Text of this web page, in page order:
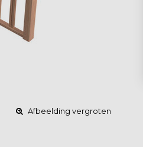
Afbeelding vergroten